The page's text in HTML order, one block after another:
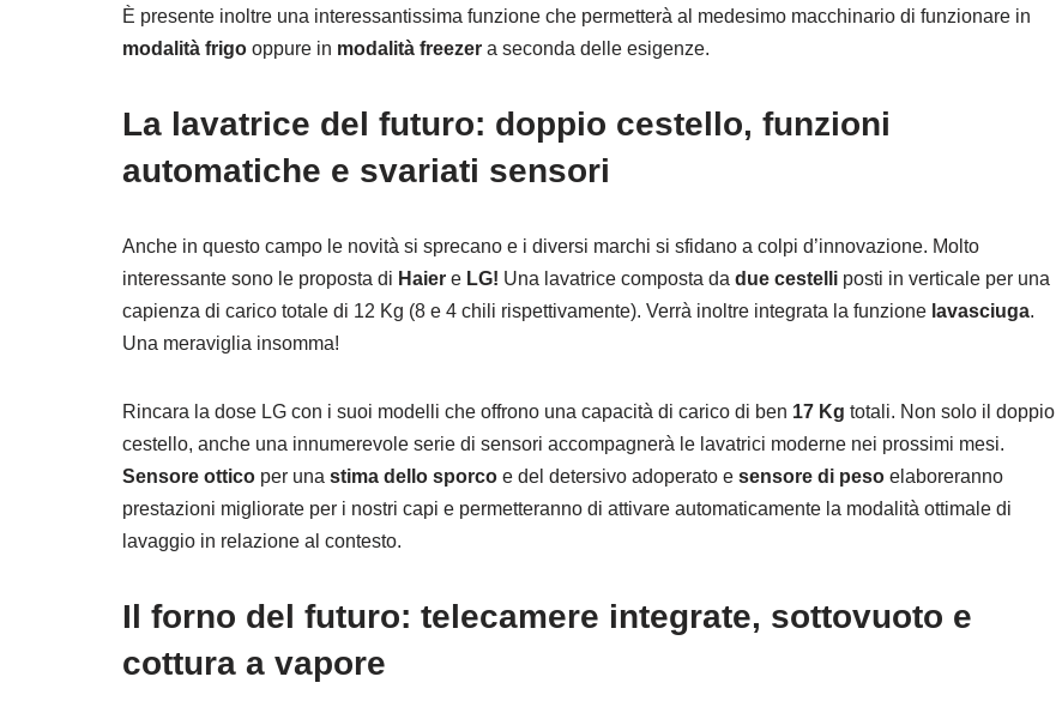
È presente inoltre una interessantissima funzione che permetterà al medesimo macchinario di funzionare in
modalità frigo oppure in modalità freezer a seconda delle esigenze.
La lavatrice del futuro: doppio cestello, funzioni
automatiche e svariati sensori
Anche in questo campo le novità si sprecano e i diversi marchi si sfidano a colpi d’innovazione. Molto
interessante sono le proposta di Haier e LG! Una lavatrice composta da due cestelli posti in verticale per una
capienza di carico totale di 12 Kg (8 e 4 chili rispettivamente). Verrà inoltre integrata la funzione lavasciuga.
Una meraviglia insomma!
Rincara la dose LG con i suoi modelli che offrono una capacità di carico di ben 17 Kg totali. Non solo il doppio
cestello, anche una innumerevole serie di sensori accompagnerà le lavatrici moderne nei prossimi mesi.
Sensore ottico per una stima dello sporco e del detersivo adoperato e sensore di peso elaboreranno
prestazioni migliorate per i nostri capi e permetteranno di attivare automaticamente la modalità ottimale di
lavaggio in relazione al contesto.
Il forno del futuro: telecamere integrate, sottovuoto e
cottura a vapore